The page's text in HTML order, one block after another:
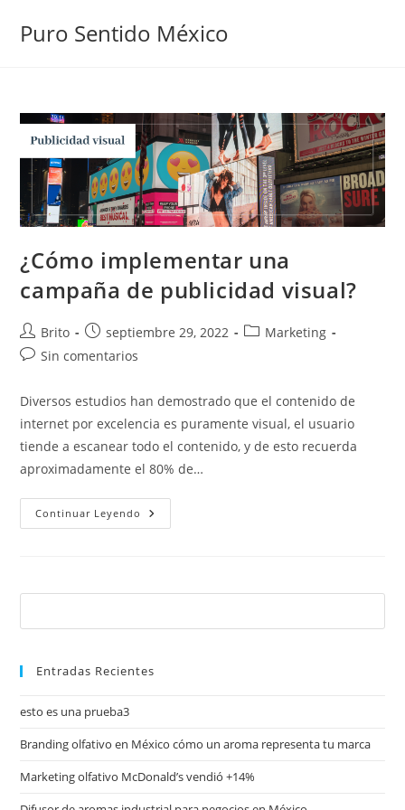
Puro Sentido México
¿Cómo implementar una
campaña de publicidad visual?
Brito septiembre 29, 2022
Marketing
Sin comentarios
Diversos estudios han demostrado que el contenido de
internet por excelencia es puramente visual, el usuario
tiende a escanear todo el contenido, y de esto recuerda
aproximadamente el 80% de…
Continuar Leyendo
Entradas Recientes
esto es una prueba3
Branding olfativo en México cómo un aroma representa tu marca
Marketing olfativo McDonald’s vendió +14%